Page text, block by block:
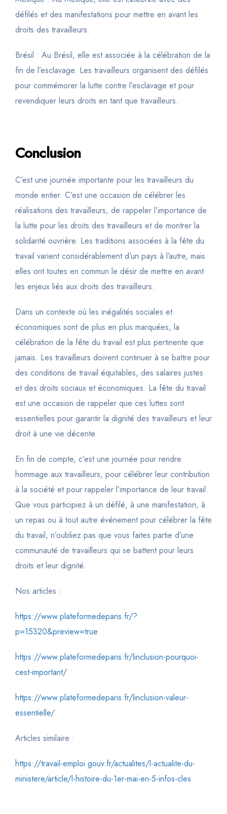
défilés et des manifestations pour mettre en avant les
droits des travailleurs.
Brésil : Au Brésil, elle est associée à la célébration de la
fin de l’esclavage. Les travailleurs organisent des défilés
pour commémorer la lutte contre l’esclavage et pour
revendiquer leurs droits en tant que travailleurs.
Conclusion
C’est une journée importante pour les travailleurs du
monde entier. C’est une occasion de célébrer les
réalisations des travailleurs, de rappeler l’importance de
la lutte pour les droits des travailleurs et de montrer la
solidarité ouvrière. Les traditions associées à la fête du
travail varient considérablement d’un pays à l’autre, mais
elles ont toutes en commun le désir de mettre en avant
les enjeux liés aux droits des travailleurs.
Dans un contexte où les inégalités sociales et
économiques sont de plus en plus marquées, la
célébration de la fête du travail est plus pertinente que
jamais. Les travailleurs doivent continuer à se battre pour
des conditions de travail équitables, des salaires justes
et des droits sociaux et économiques. La fête du travail
est une occasion de rappeler que ces luttes sont
essentielles pour garantir la dignité des travailleurs et leur
droit à une vie décente.
En fin de compte, c’est une journée pour rendre
hommage aux travailleurs, pour célébrer leur contribution
à la société et pour rappeler l’importance de leur travail.
Que vous participiez à un défilé, à une manifestation, à
un repas ou à tout autre événement pour célébrer la fête
du travail, n’oubliez pas que vous faites partie d’une
communauté de travailleurs qui se battent pour leurs
droits et leur dignité.
Nos articles :
https://www.plateformedeparis.fr/?
p=15320&preview=true
https://www.plateformedeparis.fr/linclusion-pourquoi-
cest-important/
https://www.plateformedeparis.fr/linclusion-valeur-
essentielle/
Articles similaire :
https://travail-emploi.gouv.fr/actualites/l-actualite-du-
ministere/article/l-histoire-du-1er-mai-en-5-infos-cles